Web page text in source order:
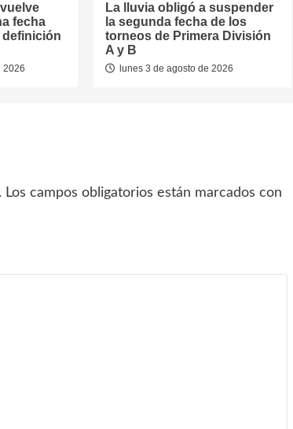
fecha
definición
2026
La lluvia obligó a suspender
la segunda fecha de los
torneos de Primera División
A y B
lunes 3 de agosto de 2026
Los campos obligatorios están marcados con